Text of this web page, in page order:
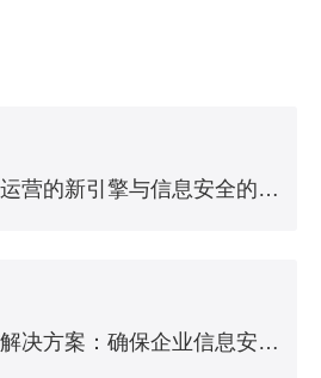
信创国产化：企业运营的新引擎与信息安全的守护者
信创国产化产品与解决方案：确保企业信息安全与合规